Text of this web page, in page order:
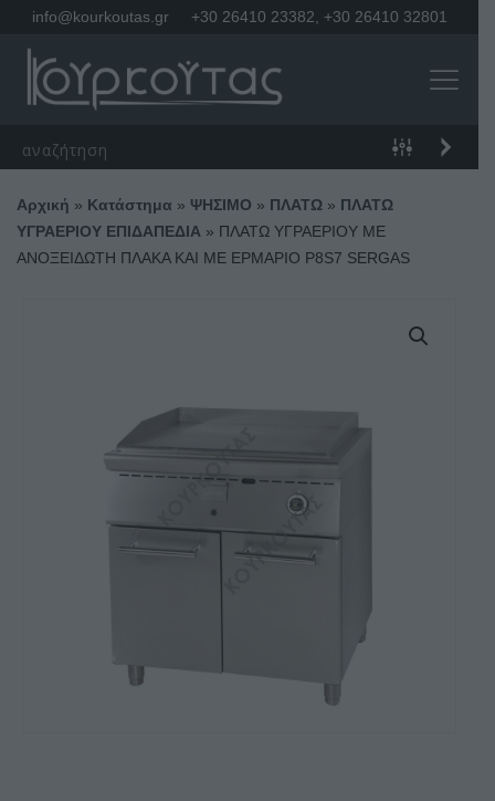
info@kourkoutas.gr +30 26410 23382 +30 26410 32801
Αρχική » Κατάστημα » ΨΗΣΙΜΟ » ΠΛΑΤΩ » ΠΛΑΤΩ
ΥΓΡΑΕΡΙΟΥ ΕΠΙΔΑΠΕΔΙΑ » ΠΛΑΤΩ ΥΓΡΑΕΡΙΟΥ ΜΕ
ΑΝΟΞΕΙΔΩΤΗ ΠΛΑΚΑ ΚΑΙ ΜΕ ΕΡΜΑΡΙΟ P8S7 SERGAS